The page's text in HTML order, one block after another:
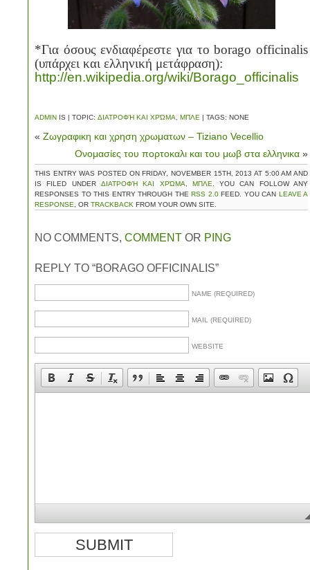
*Για όσους ενδιαφέρεστε για τοborago officinalis
(υπάρχει και ελληνική μετάφραση):
http://en.wikipedia.org/wiki/Borago_officinalis
ADMIN IS | TOPIC: ΔΙΑΤΡΟΦΉ ΚΑΙ ΧΡΏΜΑ ΜΠΛΕ | TAGS: NONE
« Ζωγραφικη και χρηση χρωματων – Tiziano Vecellio
Ονομασίες του πορτοκαλι και του μωβ στα ελληνικα »
THIS ENTRY WAS POSTED ON FRIDAY, NOVEMBER 15TH, 2013 AT 5:00 AM AND
IS FILED UNDER ΔΙΑΤΡΟΦΉ ΚΑΙ ΧΡΏΜΑ ΜΠΛΕ . YOU CAN FOLLOW ANY
RESPONSES TO THIS ENTRY THROUGH THE RSS 2.0FEED. YOU CAN LEAVE A
RESPONSE , OR TRACKBACK FROM YOUR OWN SITE.
NO COMMENTS, COMMENT OR PING
REPLY TO “BORAGO OFFICINALIS”
NAME (REQUIRED)
MAIL (REQUIRED)
WEBSITE